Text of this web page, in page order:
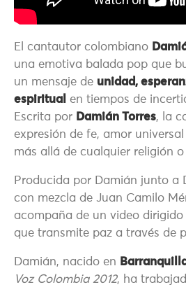
El cantautor colombiano
una emotiva balada pop que
un mensaje de unidad,
espiritual en tiempos de
Escrita por Damián Torres, la
expresión de fe, amor
más allá de cualquier religión o
Producida por Damián junto a
con mezcla de Juan Camilo
acompaña de un video
que transmite paz a través de
Damián, nacido en
Voz Colombia 2012, ha